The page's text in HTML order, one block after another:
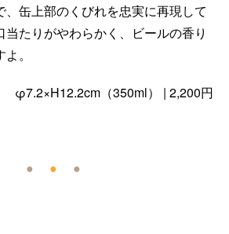
、缶上部のくびれを忠実に再現して
当たりがやわらかく、ビールの香り
。
φ7.2×H12.2cm（350ml） | 2,200円
● ● ●